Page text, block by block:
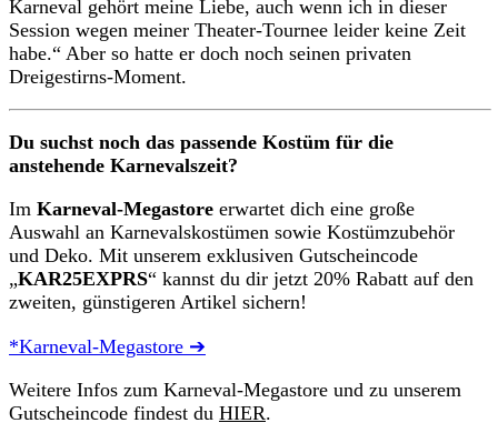
Karneval gehört meine Liebe, auch wenn ich in dieser
Session wegen meiner Theater-Tournee leider keine Zeit
habe.“ Aber so hatte er doch noch seinen privaten
Dreigestirns-Moment.
Du suchst noch das passende Kostüm für die
anstehende Karnevalszeit?
Im Karneval-Megastore erwartet dich eine große
Auswahl an Karnevalskostümen sowie Kostümzubehör
und Deko. Mit unserem exklusiven Gutscheincode
„KAR25EXPRS“ kannst du dir jetzt 20% Rabatt auf den
zweiten, günstigeren Artikel sichern!
*Karneval-Megastore ➔
Weitere Infos zum Karneval-Megastore und zu unserem
Gutscheincode findest du HIER.